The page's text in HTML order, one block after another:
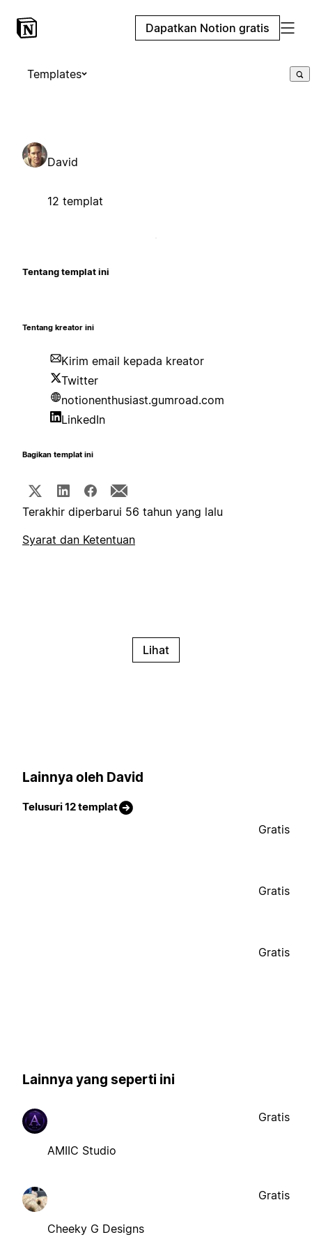
Dapatkan Notion gratis
Templates
David
12 templat
Tentang templat ini
Tentang kreator ini
Kirim email kepada kreator
Twitter
notionenthusiast.gumroad.com
LinkedIn
Bagikan templat ini
Terakhir diperbarui 56 tahun yang lalu
Syarat dan Ketentuan
Lihat
Lainnya oleh David
Telusuri 12 templat
Gratis
Gratis
Gratis
Lainnya yang seperti ini
AMIIC Studio
Gratis
Cheeky G Designs
Gratis